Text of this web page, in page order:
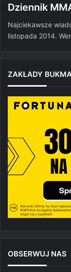
Dziennik
Najciekawsze
listopada 2014.
ZAKŁADY
OBSERWUJ NAS